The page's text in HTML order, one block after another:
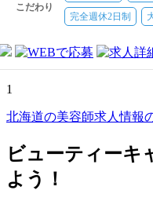
こだわり
完全週休2日制
1
北海道の美容師求人情報
ビューティーキ
よう！